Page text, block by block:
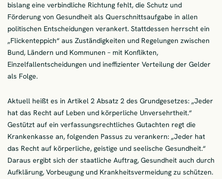
bislang eine verbindliche Richtung fehlt, die Schutz und
Förderung von Gesundheit als Querschnittsaufgabe in allen
politischen Entscheidungen verankert. Stattdessen herrscht ein
„Flickenteppich“ aus Zuständigkeiten und Regelungen zwischen
Bund, Ländern und Kommunen – mit Konflikten,
Einzelfallentscheidungen und ineffizienter Verteilung der Gelder
als Folge.
Aktuell heißt es in Artikel 2 Absatz 2 des Grundgesetzes: „Jeder
hat das Recht auf Leben und körperliche Unversehrtheit.“
Gestützt auf ein verfassungsrechtliches Gutachten regt die
Krankenkasse an, folgenden Passus zu verankern: „Jeder hat
das Recht auf körperliche, geistige und seelische Gesundheit.“
Daraus ergibt sich der staatliche Auftrag, Gesundheit auch durch
Aufklärung, Vorbeugung und Krankheitsvermeidung zu schützen.